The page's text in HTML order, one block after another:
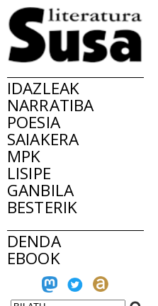
IDAZLEAK
NARRATIBA
POESIA
SAIAKERA
MPK
LISIPE
GANBILA
BESTERIK
DENDA
EBOOK